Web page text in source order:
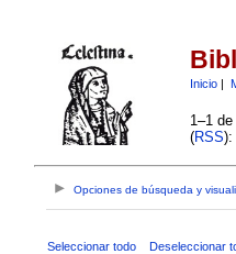
Inicio|
1–1
(RSS):
Opciones de búsqueda y
Seleccionar todo Deseleccionar